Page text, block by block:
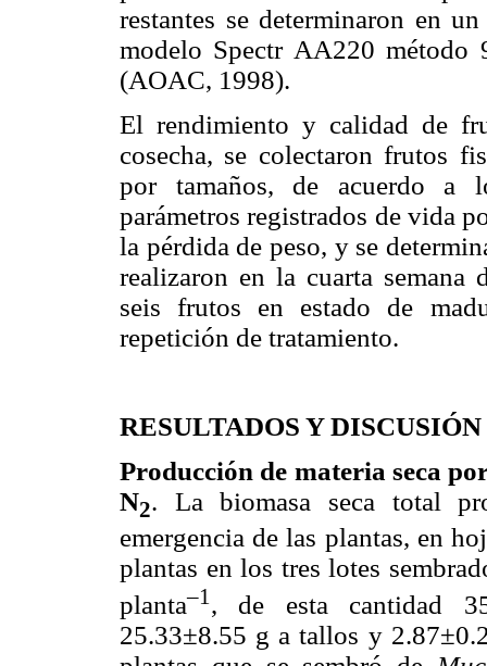
restantes se determinaron en
modelo Spectr AA220 método
(AOAC, 1998).
El rendimiento y calidad de
cosecha, se colectaron frutos
por tamaños, de acuerdo a
parámetros registrados de vida
la pérdida de peso, y se
realizaron en la cuarta semana
seis frutos en estado de
repetición de tratamiento.
RESULTADOS Y DISCUSIÓN
Producción de materia seca
N2. La biomasa seca total
emergencia de las plantas, en
plantas en los tres lotes
planta–1 , de esta cantidad
25.33±8.55 g a tallos y